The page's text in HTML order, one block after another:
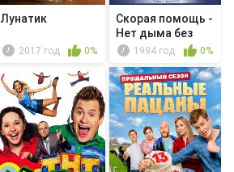
Лунатик
2017 год 0%
Скорая помощь -
Нет дыма без
огня1994 год 0%